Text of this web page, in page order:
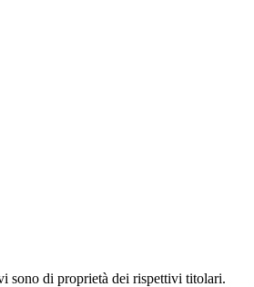
sono di proprietà dei rispettivi titolari.